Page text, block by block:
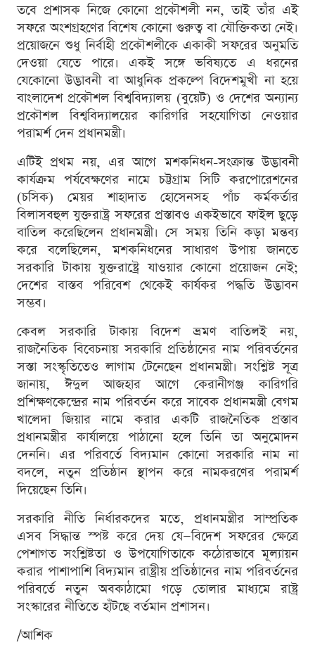
তবে প্রশাসক নিজে কোনো প্রকৌশলী নন, তাই তাঁর এই
সফরে অংশগ্রহণের বিশেষ কোনো গুরুত্ব বা যৌক্তিকতা নেই।
প্রয়োজনে শুধু নির্বাহী প্রকৌশলীকে একাকী সফরের অনুমতি
দেওয়া যেতে পারে। একই সঙ্গে ভবিষ্যতে এ ধরনের
যেকোনো উদ্ভাবনী বা আধুনিক প্রকল্পে বিদেশমুখী না হয়ে
বাংলাদেশ প্রকৌশল বিশ্ববিদ্যালয় (বুয়েট) ও দেশের অন্যান্য
প্রকৌশল বিশ্ববিদ্যালয়ের কারিগরি সহযোগিতা নেওয়ার
পরামর্শ দেন প্রধানমন্ত্রী।
এটিই প্রথম নয়, এর আগে মশকনিধন-সংক্রান্ত উদ্ভাবনী
কার্যক্রম পর্যবেক্ষণের নামে চট্টগ্রাম সিটি করপোরেশনের
(চসিক) মেয়র শাহাদাত হোসেনসহ পাঁচ কর্মকর্তার
বিলাসবহুল যুক্তরাষ্ট্র সফরের প্রস্তাবও একইভাবে ফাইল ছুড়ে
বাতিল করেছিলেন প্রধানমন্ত্রী। সে সময় তিনি কড়া মন্তব্য
করে বলেছিলেন, মশকনিধনের সাধারণ উপায় জানতে
সরকারি টাকায় যুক্তরাষ্ট্রে যাওয়ার কোনো প্রয়োজন নেই;
দেশের বাস্তব পরিবেশ থেকেই কার্যকর পদ্ধতি উদ্ভাবন
সম্ভব।
কেবল সরকারি টাকায় বিদেশ ভ্রমণ বাতিলই নয়,
রাজনৈতিক বিবেচনায় সরকারি প্রতিষ্ঠানের নাম পরিবর্তনের
সস্তা সংস্কৃতিতেও লাগাম টেনেছেন প্রধানমন্ত্রী। সংশ্লিষ্ট সূত্র
জানায়, ঈদুল আজহার আগে কেরানীগঞ্জ কারিগরি
প্রশিক্ষণকেন্দ্রের নাম পরিবর্তন করে সাবেক প্রধানমন্ত্রী বেগম
খালেদা জিয়ার নামে করার একটি রাজনৈতিক প্রস্তাব
প্রধানমন্ত্রীর কার্যালয়ে পাঠানো হলে তিনি তা অনুমোদন
দেননি। এর পরিবর্তে বিদ্যমান কোনো সরকারি নাম না
বদলে, নতুন প্রতিষ্ঠান স্থাপন করে নামকরণের পরামর্শ
দিয়েছেন তিনি।
সরকারি নীতি নির্ধারকদের মতে, প্রধানমন্ত্রীর সাম্প্রতিক
এসব সিদ্ধান্ত স্পষ্ট করে দেয় যে—বিদেশ সফরের ক্ষেত্রে
পেশাগত সংশ্লিষ্টতা ও উপযোগিতাকে কঠোরভাবে মূল্যায়ন
করার পাশাপাশি বিদ্যমান রাষ্ট্রীয় প্রতিষ্ঠানের নাম পরিবর্তনের
পরিবর্তে নতুন অবকাঠামো গড়ে তোলার মাধ্যমে রাষ্ট্র
সংস্কারের নীতিতে হাঁটছে বর্তমান প্রশাসন।
/আশিক